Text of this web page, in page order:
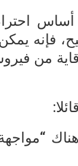
فإنه يمكن
من